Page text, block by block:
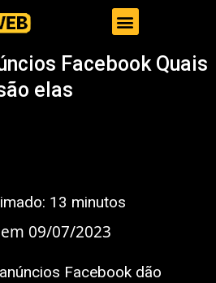
Facebook Quais
elas
13 minutos
09/07/2023
Facebook dão